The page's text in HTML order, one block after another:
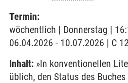
Termin:
wöchentlich | Donnerstag |
06.04.2026 - 10.07.2026 | C
Inhalt: »In konventionellen
üblich, den Status des